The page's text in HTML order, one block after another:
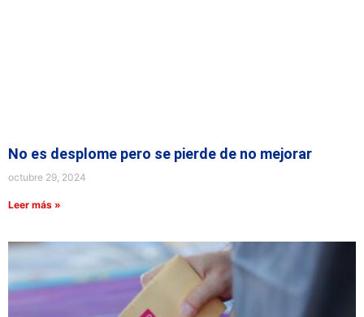
No es desplome pero se pierde de no mejorar
octubre 29, 2024
Leer más »